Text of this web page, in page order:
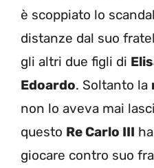
è scoppiato lo
distanze dal suo
gli altri due figli di
Edoardo. Soltanto la
non lo aveva mai
questo Re Carlo III
giocare contro suo